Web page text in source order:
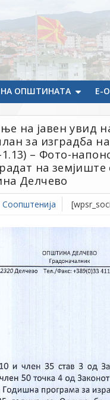
НА ОПШТИНАТА Е-
на јавен увид
за изградба
– Фото-
на
Делчево
Соопштенија